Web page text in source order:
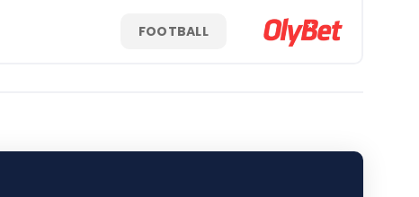
FOOTBALL